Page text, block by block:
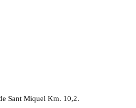
Sant Miquel Km. 10,2.